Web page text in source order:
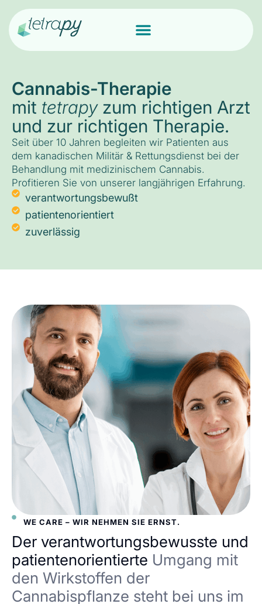
Cannabis-Therapie
mit tetrapyzum richtigen Arzt
und zur richtigen Therapie.
Seit über 10 Jahren begleiten wir Patienten aus
dem kanadischen Militär & Rettungsdienst bei der
Behandlung mit medizinischem Cannabis.
Profitieren Sie von unserer langjährigen Erfahrung.
verantwortungsbewußt
patientenorientiert
zuverlässig
WE CARE – WIR NEHMEN SIE ERNST.
Der verantwortungsbewusste und
patientenorientierte Umgang mit
den Wirkstoffen der
Cannabispflanze steht bei uns im